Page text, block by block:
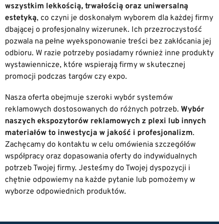
wszystkim lekkością, trwałością oraz uniwersalną
estetyką, co czyni je doskonałym wyborem dla każdej firmy
dbającej o profesjonalny wizerunek. Ich przezroczystość
pozwala na pełne wyeksponowanie treści bez zakłócania jej
odbioru. W razie potrzeby posiadamy również inne produkty
wystawiennicze, które wspierają firmy w skutecznej
promocji podczas targów czy expo.
Nasza oferta obejmuje szeroki wybór systemów
reklamowych dostosowanych do różnych potrzeb. Wybór
naszych ekspozytorów reklamowych z plexi lub innych
materiałów to inwestycja w jakość i profesjonalizm.
Zachęcamy do kontaktu w celu omówienia szczegółów
współpracy oraz dopasowania oferty do indywidualnych
potrzeb Twojej firmy. Jesteśmy do Twojej dyspozycji i
chętnie odpowiemy na każde pytanie lub pomożemy w
wyborze odpowiednich produktów.